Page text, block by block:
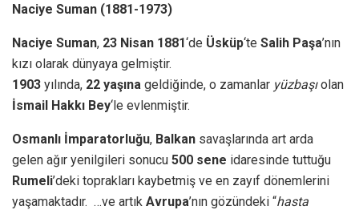
Naciye Suman (1881-1973)
Naciye Suman, 23 Nisan 1881‘de Üsküp‘te Salih Paşa’nın
kızı olarak dünyaya gelmiştir.
1903 yılında, 22 yaşına geldiğinde, o zamanlar yüzbaşıolan
İsmail Hakkı Bey‘le evlenmiştir.
Osmanlı İmparatorluğu, Balkan savaşlarında art arda
gelen ağır yenilgileri sonucu 500 sene idaresinde tuttuğu
Rumeli’deki toprakları kaybetmiş ve en zayıf dönemlerini
yaşamaktadır. …ve artık Avrupa’nın gözündeki “hasta